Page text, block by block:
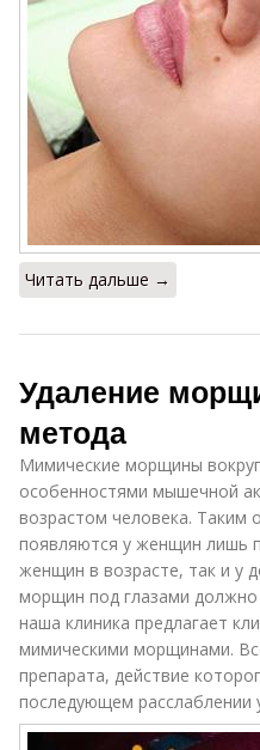
Читать дальше →
Удаление
метода
Мимические морщины
особенностями мышечной
возрастом человека.
появляются у женщин лишь
женщин в возрасте, так и у
морщин под глазами
наша клиника предлагает
мимическими морщинами.
препарата, действие
последующем расслаблении